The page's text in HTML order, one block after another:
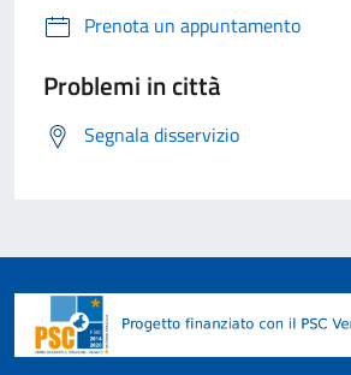
Prenota un appuntamento
Problemi in città
Segnala disservizio